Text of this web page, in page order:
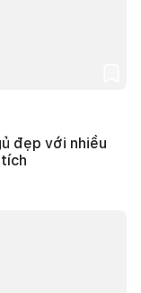
đẹp với nhiều